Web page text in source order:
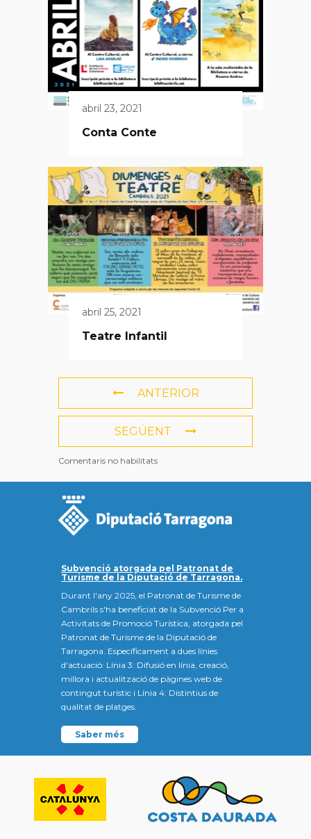
abril 23, 2021
Conta Conte
abril 25, 2021
Teatre Infantil
ANTERIOR
SEGÜENT
Comentaris no habilitats
Subvenció atorgada pel Patronat de
Turisme de la Diputació de Tarragona.
Durant l'any 2025, el Patronat de Turisme de
Cambrils s'ha beneficiat de la Subvenció Per a
Activitats de Promoció Turística, atorgada pel
Patronat de Turisme de la Diputació de
Tarragona. Específicament a dues línies
d'actuació: Línia 3: Difusió en línia, creació,
millora i actualització de pàgines web de
contingut turístic i Línia 4: Distintius de
qualitat de platges.
Saber més